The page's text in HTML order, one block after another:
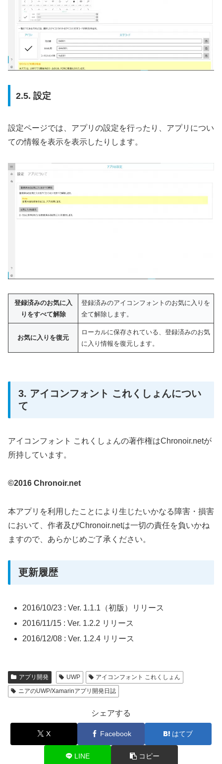
2.5. 設定
設定ページでは、アプリの設定を行ったり、アプリについ
ての情報を表示を表示したりします。
登録済みのお気に入
りをすべて解除
登録済みのアイコンフォントのお気に入りを
全て解除します。
お気に入りを復元
ローカルに保存されている、登録済みのお気
に入り情報を復元します。
3. アイコンフォント これくしょんについ
て
アイコンフォント これくしょんの著作権はChronoir.netが
所持しています。
©2016 Chronoir.net
本アプリを利用したことにより生じたいかなる障害・損害
において、作者及びChronoir.netは一切の責任を負いかね
ますので、あらかじめご了承ください。
更新履歴
2016/10/23 : Ver. 1.1.1（初版）リリース
2016/11/15 : Ver. 1.2.2 リリース
2016/12/08 : Ver. 1.2.4 リリース
アプリ開発 UWP
アイコンフォント これくしょん
ニアのUWP/Xamarinアプリ開発日誌
シェアする
X Facebook はてブ
LINE コピー